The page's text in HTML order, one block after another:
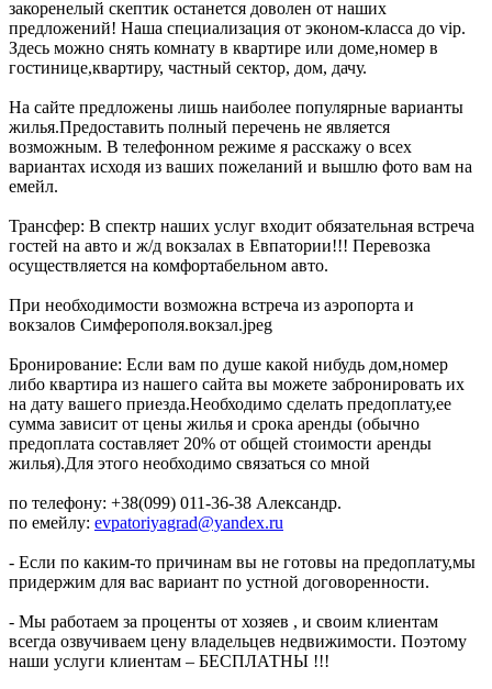
закоренелый скептик останется доволен от наших
предложений! Наша специализация от эконом-класса до vip.
Здесь можно снять комнату в квартире или доме,номер в
гостинице,квартиру, частный сектор, дом, дачу.
На сайте предложены лишь наиболее популярные варианты
жилья.Предоставить полный перечень не является
возможным. В телефонном режиме я расскажу о всех
вариантах исходя из ваших пожеланий и вышлю фото вам на
емейл.
Трансфер: В спектр наших услуг входит обязательная встреча
гостей на авто и ж/д вокзалах в Евпатории!!! Перевозка
осуществляется на комфортабельном авто.
При необходимости возможна встреча из аэропорта и
вокзалов Симферополя.вокзал.jpeg
Бронирование: Если вам по душе какой нибудь дом,номер
либо квартира из нашего сайта вы можете забронировать их
на дату вашего приезда.Необходимо сделать предоплату,ее
сумма зависит от цены жилья и срока аренды (обычно
предоплата составляет 20% от общей стоимости аренды
жилья).Для этого необходимо связаться со мной
по телефону: +38(099) 011-36-38 Александр.
по емейлу: evpatoriyagrad@yandex.ru
- Если по каким-то причинам вы не готовы на предоплату,мы
придержим для вас вариант по устной договоренности.
- Мы работаем за проценты от хозяев , и своим клиентам
всегда озвучиваем цену владельцев недвижимости. Поэтому
наши услуги клиентам – БЕСПЛАТНЫ !!!